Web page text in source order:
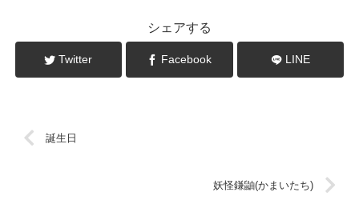
シェアする
Twitter Facebook LINE
誕生日
妖怪鎌鼬(かまいたち)